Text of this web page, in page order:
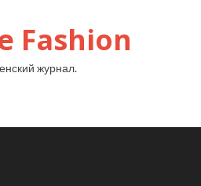
Fashion
журнал.